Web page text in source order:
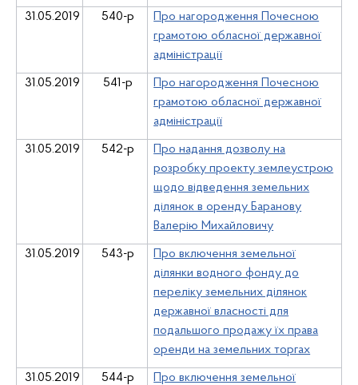
31.05.2019 540-р
Про нагородження Почесною
грамотою обласної державної
адміністрації
31.05.2019 541-р
Про нагородження Почесною
грамотою обласної державної
адміністрації
31.05.2019 542-р
Про надання дозволу на
розробку проекту землеустрою
щодо відведення земельних
ділянок в оренду Баранову
Валерію Михайловичу
31.05.2019 543-р
Про включення земельної
ділянки водного фонду до
переліку земельних ділянок
державної власності для
подальшого продажу їх права
оренди на земельних торгах
31.05.2019 544-р
Про включення земельної